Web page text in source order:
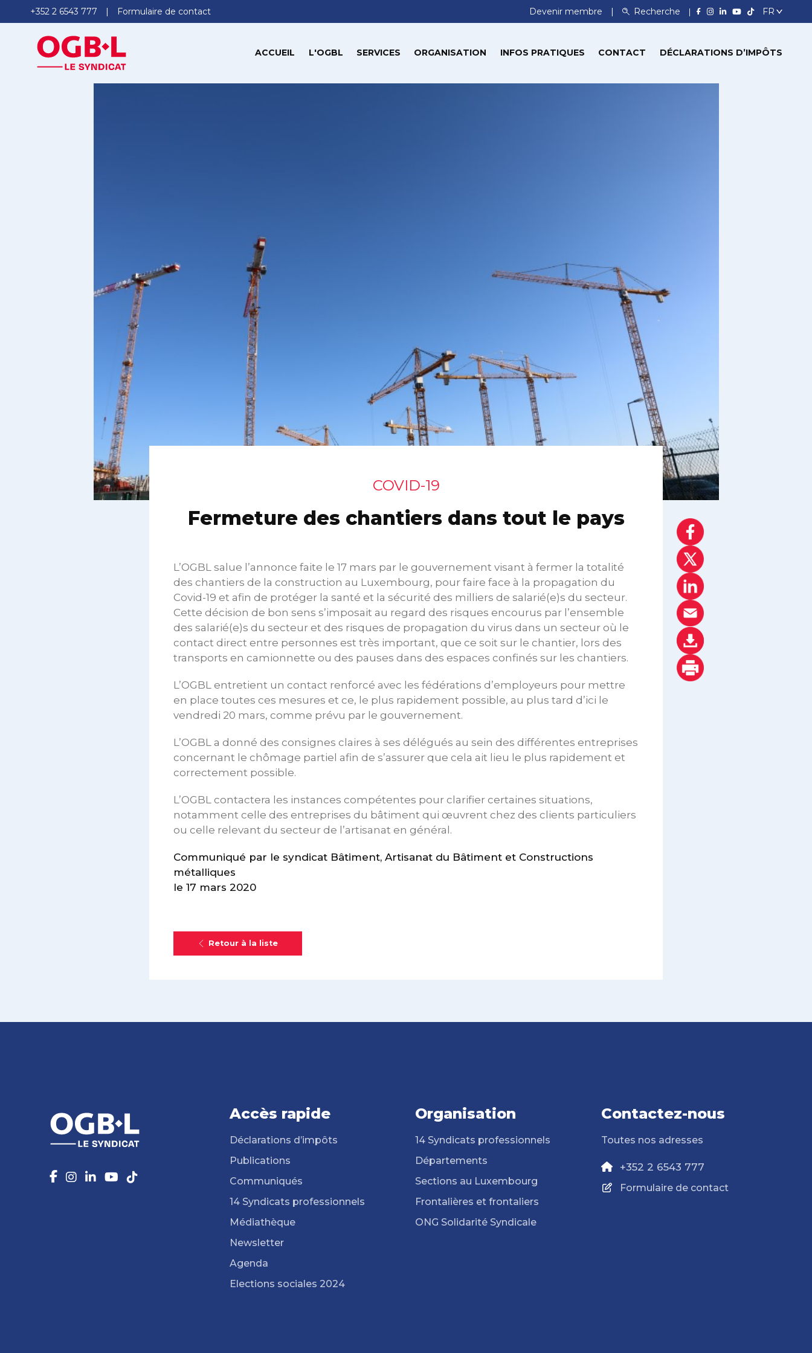
+352 2 6543 777 Formulaire de contact Devenir membre Recherche
ACCUEIL L'OGBL SERVICES ORGANISATION INFOS PRATIQUES CONTACT DÉCLARATIONS D’IMPÔTS
COVID-19
Fermeture des chantiers dans tout le pays
L’OGBL salue l’annonce faite le 17 mars par le gouvernement visant à fermer la totalité
des chantiers de la construction au Luxembourg, pour faire face à la propagation du
Covid-19 et afin de protéger la santé et la sécurité des milliers de salarié(e)s du secteur.
Cette décision de bon sens s’imposait au regard des risques encourus par l’ensemble
des salarié(e)s du secteur et des risques de propagation du virus dans un secteur où le
contact direct entre personnes est très important, que ce soit sur le chantier, lors des
transports en camionnette ou des pauses dans des espaces confinés sur les chantiers.
L’OGBL entretient un contact renforcé avec les fédérations d’employeurs pour mettre
en place toutes ces mesures et ce, le plus rapidement possible, au plus tard d’ici le
vendredi 20 mars, comme prévu par le gouvernement.
L’OGBL a donné des consignes claires à ses délégués au sein des différentes entreprises
concernant le chômage partiel afin de s’assurer que cela ait lieu le plus rapidement et
correctement possible.
L’OGBL contactera les instances compétentes pour clarifier certaines situations,
notamment celle des entreprises du bâtiment qui œuvrent chez des clients particuliers
ou celle relevant du secteur de l’artisanat en général.
Communiqué par le syndicat Bâtiment, Artisanat du Bâtiment et Constructions
métalliques
le 17 mars 2020
Retour à la liste
Accès rapide
Déclarations d’impôts
Publications
Communiqués
14 Syndicats professionnels
Médiathèque
Newsletter
Agenda
Elections sociales 2024
Organisation
14 Syndicats professionnels
Départements
Sections au Luxembourg
Frontalières et frontaliers
ONG Solidarité Syndicale
Contactez-nous
Toutes nos adresses
+352 2 6543 777
Formulaire de contact